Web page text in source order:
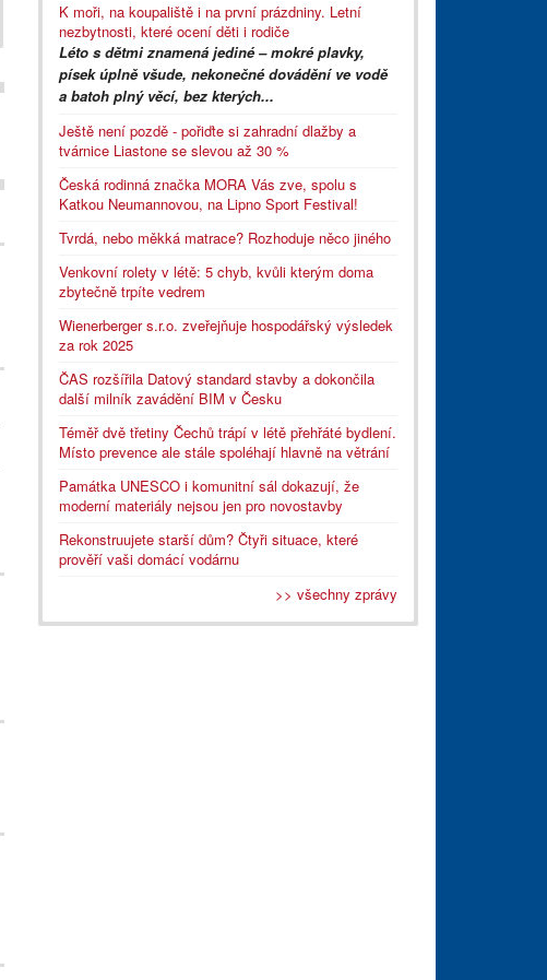
K moři, na koupaliště i na první prázdniny. Letní
nezbytnosti, které ocení děti i rodiče
Léto s dětmi znamená jediné – mokré plavky,
písek úplně všude, nekonečné dovádění ve vodě
a batoh plný věcí, bez kterých...
Ještě není pozdě - pořiďte si zahradní dlažby a
tvárnice Liastone se slevou až 30 %
Česká rodinná značka MORA Vás zve, spolu s
Katkou Neumannovou, na Lipno Sport Festival!
Tvrdá, nebo měkká matrace? Rozhoduje něco jiného
Venkovní rolety v létě: 5 chyb, kvůli kterým doma
zbytečně trpíte vedrem
Wienerberger s.r.o. zveřejňuje hospodářský výsledek
za rok 2025
ČAS rozšířila Datový standard stavby a dokončila
další milník zavádění BIM v Česku
Téměř dvě třetiny Čechů trápí v létě přehřáté bydlení.
Místo prevence ale stále spoléhají hlavně na větrání
Památka UNESCO i komunitní sál dokazují, že
moderní materiály nejsou jen pro novostavby
Rekonstruujete starší dům? Čtyři situace, které
prověří vaši domácí vodárnu
>> všechny zprávy